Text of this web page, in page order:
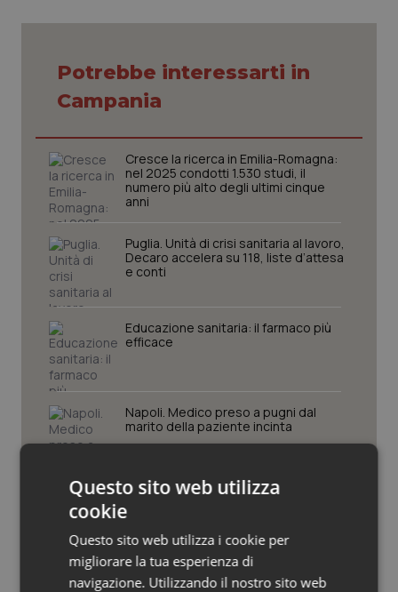
Lombardia
Marche
Molise
Piemonte
Provincia Autonoma di Bolzano
Provincia Autonoma di Trento
Puglia
Sardegna
Toscana
Umbria
Dolore
Donna & Salute
Epatiti
HIV
Infezioni & Febbre
Ipertensione & Scompenso
Malattie rare
Malattia di Crohn & Rettocolite Ulcerosa
Neuroscienze & patologie neurodegenerative
Obesità
Oftalmologia
Potrebbe interessarti in
Campania
Cresce la ricerca in Emilia-Romagna:
nel 2025 condotti 1.530 studi, il
numero più alto degli ultimi cinque
anni
Puglia. Unità di crisi sanitaria al lavoro,
Decaro accelera su 118, liste d’attesa
e conti
Educazione sanitaria: il farmaco più
efficace
Napoli. Medico preso a pugni dal
marito della paziente incinta
Ultime analisi e review da QS Pro
Gold
Questo sito web utilizza
cookie
Questo sito web utilizza i cookie per
migliorare la tua esperienza di
navigazione. Utilizzando il nostro sito web